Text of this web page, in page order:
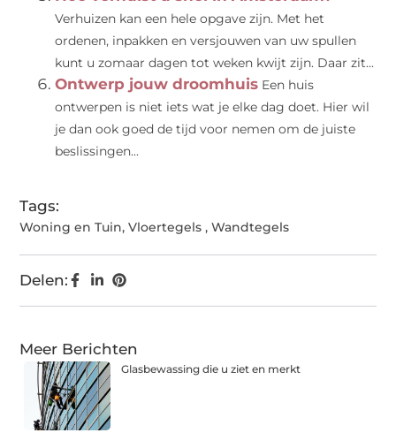
Verhuizen kan een hele opgave zijn. Met het
ordenen, inpakken en versjouwen van uw spullen
kunt u zomaar dagen tot weken kwijt zijn. Daar zit...
Ontwerp jouw droomhuis Een huis
ontwerpen is niet iets wat je elke dag doet. Hier wil
je dan ook goed de tijd voor nemen om de juiste
beslissingen...
Tags:
Woning en Tuin,Vloertegels ,Wandtegels
Delen:
Meer Berichten
Glasbewassing die u ziet en merkt